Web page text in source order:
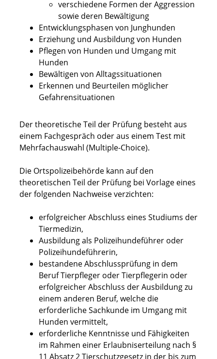
verschiedene Formen der Aggression
sowie deren Bewältigung
Entwicklungsphasen von Junghunden
Erziehung und Ausbildung von Hunden
Pflegen von Hunden und Umgang mit
Hunden
Bewältigen von Alltagssituationen
Erkennen und Beurteilen möglicher
Gefahrensituationen
Der theoretische Teil der Prüfung besteht aus
einem Fachgespräch oder aus einem Test mit
Mehrfachauswahl (Multiple-Choice).
Die Ortspolizeibehörde kann auf den
theoretischen Teil der Prüfung bei Vorlage eines
der folgenden Nachweise verzichten:
erfolgreicher Abschluss eines Studiums der
Tiermedizin,
Ausbildung als Polizeihundeführer oder
Polizeihundeführerin,
bestandene Abschlussprüfung in dem
Beruf Tierpfleger oder Tierpflegerin oder
erfolgreicher Abschluss der Ausbildung zu
einem anderen Beruf, welche die
erforderliche Sachkunde im Umgang mit
Hunden vermittelt,
erforderliche Kenntnisse und Fähigkeiten
im Rahmen einer Erlaubniserteilung nach §
11 Absatz 2 Tierschutzgesetz in der bis zum